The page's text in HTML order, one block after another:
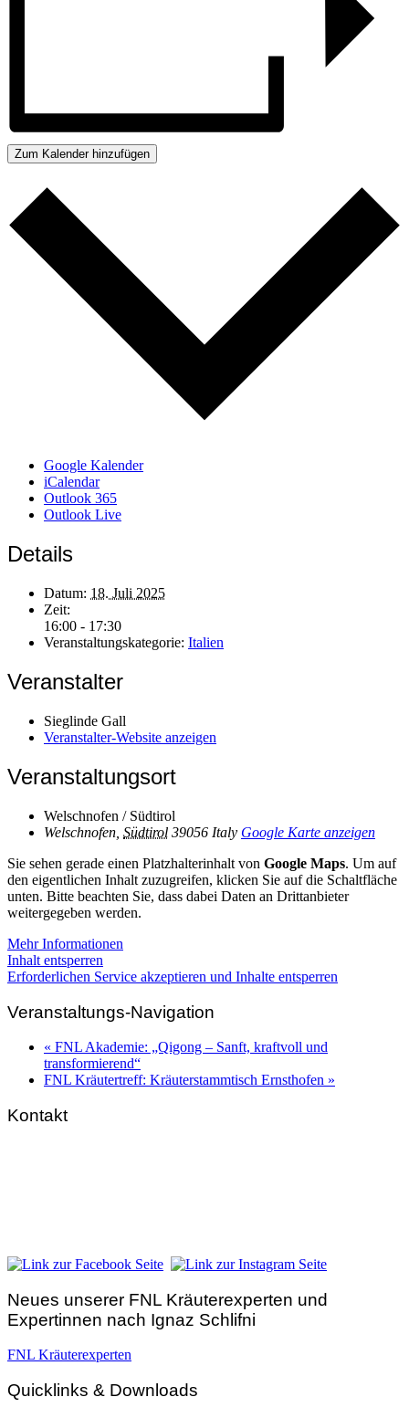
Zum Kalender hinzufügen
Google Kalender
iCalendar
Outlook 365
Outlook Live
Details
Datum: 18. Juli 2025
Zeit:
16:00 - 17:30
Veranstaltungskategorie: Italien
Veranstalter
Sieglinde Gall
Veranstalter-Website anzeigen
Veranstaltungsort
Welschnofen / Südtirol
Welschnofen Südtirol 39056 Italy Google Karte anzeigen
Sie sehen gerade einen Platzhalterinhalt von Google Maps. Um auf
den eigentlichen Inhalt zuzugreifen, klicken Sie auf die Schaltfläche
unten. Bitte beachten Sie, dass dabei Daten an Drittanbieter
weitergegeben werden.
Mehr Informationen
Inhalt entsperren
Erforderlichen Service akzeptieren und Inhalte entsperren
Veranstaltungs-Navigation
« FNL Akademie: „Qigong – Sanft, kraftvoll und
transformierend“
FNL Kräutertreff: Kräuterstammtisch Ernsthofen »
Kontakt
Neues unserer FNL Kräuterexperten und
Expertinnen nach Ignaz Schlifni
FNL Kräuterexperten
Quicklinks & Downloads